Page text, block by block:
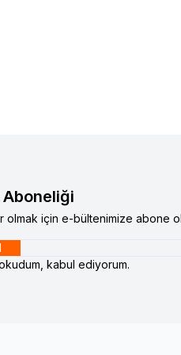
için e-bültenimize abone
kabul ediyorum.